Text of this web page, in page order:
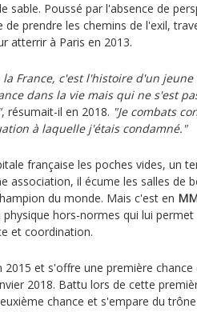
sable. Poussé par l'absence de
de prendre les chemins de l'exil,
atterrir à Paris en 2013.
la France, c'est l'histoire d'un
dans la vie mais qui ne s'est
, résumait-il en 2018. "Je combats
à laquelle j'étais condamné."
française les poches vides, un
association, il écume les salles de
du monde. Mais c'est en
hors-normes qui lui permet
et coordination.
2015 et s'offre une première
2018. Battu lors de cette
chance et s'empare du